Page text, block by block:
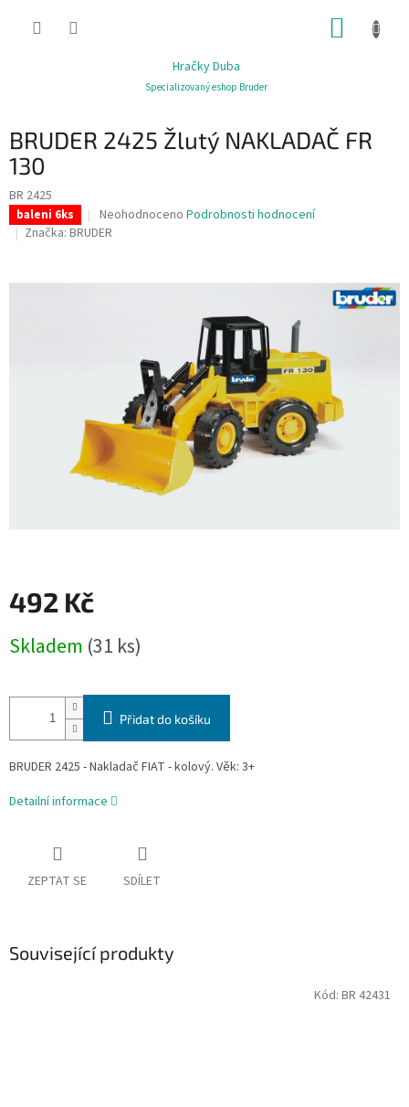
Hračky Duba
Specializovaný eshop Bruder
BRUDER 2425 Žlutý NAKLADAČ FR
130
BR 2425
baleni 6ks
Průměrné
hodnocení
0,0
Neohodnoceno Podrobnosti hodnocení
Značka: BRUDER
492 Kč
cena:
Skladem (31 ks)
Přidat do košíku
BRUDER 2425 - Nakladač FIAT - kolový. Věk: 3+
Detailní informace
ZEPTAT SE SDÍLET
Související produkty
Kód: BR 42431